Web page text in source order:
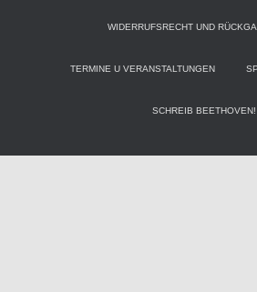
WIDERRUFSRECHT UND
TERMINE U VERANSTALTUNGEN
SCHREIB BEETHOVEN!